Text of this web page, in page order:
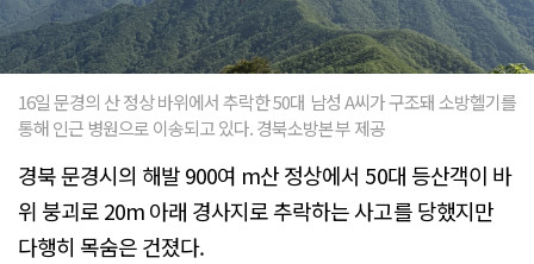
16일 문경의 산 정상 바위에서 추락한 50대 남성 A씨가 구조돼 소방헬기를
통해 인근 병원으로 이송되고 있다. 경북소방본부 제공
경북 문경시의 해발 900여 m산 정상에서 50대 등산객이 바
위 붕괴로 20m 아래 경사지로 추락하는 사고를 당했지만
다행히 목숨은 건졌다.